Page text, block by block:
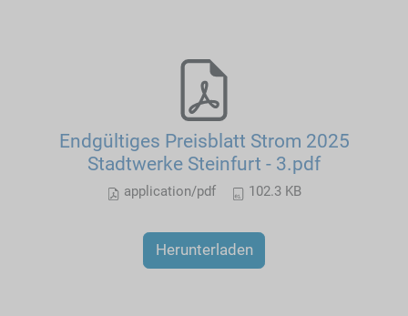
Endgültiges Preisblatt Strom 2025
Stadtwerke Steinfurt - 3.pdf
application/pdf 102.3 KB
Herunterladen